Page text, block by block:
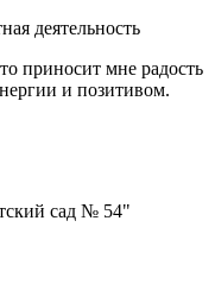
деятельность
приносит мне радость
и позитивом.
сад № 54"